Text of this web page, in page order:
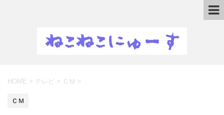
HOME > テレビ > ＣＭ >
ＣＭ